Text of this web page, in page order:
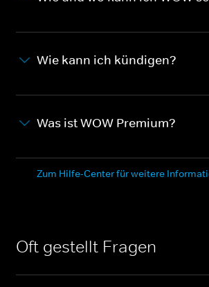
Wie kann ich kündigen?
Was ist WOW Premium?
Zum Hilfe-Center für weitere
Oft gestellt Fragen